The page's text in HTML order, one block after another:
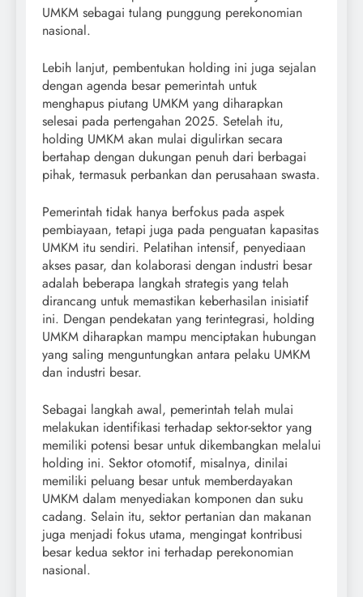
UMKM sebagai tulang punggung perekonomian
nasional.
Lebih lanjut, pembentukan holding ini juga sejalan
dengan agenda besar pemerintah untuk
menghapus piutang UMKM yang diharapkan
selesai pada pertengahan 2025. Setelah itu,
holding UMKM akan mulai digulirkan secara
bertahap dengan dukungan penuh dari berbagai
pihak, termasuk perbankan dan perusahaan swasta.
Pemerintah tidak hanya berfokus pada aspek
pembiayaan, tetapi juga pada penguatan kapasitas
UMKM itu sendiri. Pelatihan intensif, penyediaan
akses pasar, dan kolaborasi dengan industri besar
adalah beberapa langkah strategis yang telah
dirancang untuk memastikan keberhasilan inisiatif
ini. Dengan pendekatan yang terintegrasi, holding
UMKM diharapkan mampu menciptakan hubungan
yang saling menguntungkan antara pelaku UMKM
dan industri besar.
Sebagai langkah awal, pemerintah telah mulai
melakukan identifikasi terhadap sektor-sektor yang
memiliki potensi besar untuk dikembangkan melalui
holding ini. Sektor otomotif, misalnya, dinilai
memiliki peluang besar untuk memberdayakan
UMKM dalam menyediakan komponen dan suku
cadang. Selain itu, sektor pertanian dan makanan
juga menjadi fokus utama, mengingat kontribusi
besar kedua sektor ini terhadap perekonomian
nasional.